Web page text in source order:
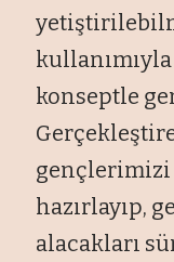
konseptle
gençlerimizi
hazırlayıp,
alacakları